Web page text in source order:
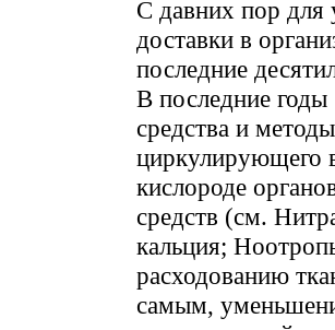
С давних пор для
доставки в
последние
В последние годы
средства и
циркулирующего
кислороде
средств (см.
кальция;
расходованию
самым,